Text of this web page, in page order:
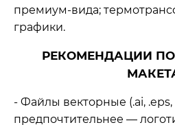
премиум‑вида;
графики.
РЕКОМЕНДАЦИИ
- Файлы векторные (.ai, .eps,
предпочтительнее —